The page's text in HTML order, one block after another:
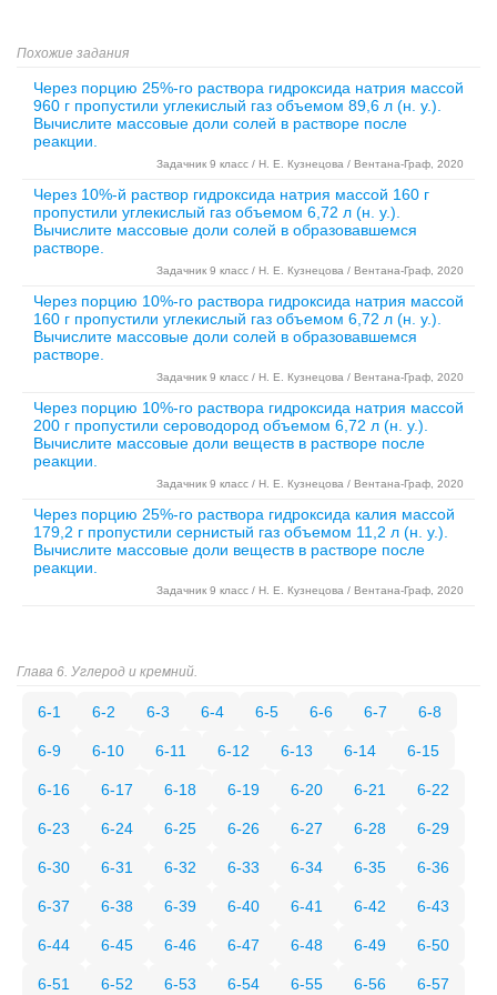
Похожие задания
Через порцию 25%-го раствора гидроксида натрия массой
960 г пропустили углекислый газ объемом 89,6 л (н. у.).
Вычислите массовые доли солей в растворе после
реакции.
Задачник 9 класс / Н. Е. Кузнецова / Вентана-Граф, 2020
Через 10%-й раствор гидроксида натрия массой 160 г
пропустили углекислый газ объемом 6,72 л (н. у.).
Вычислите массовые доли солей в образовавшемся
растворе.
Задачник 9 класс / Н. Е. Кузнецова / Вентана-Граф, 2020
Через порцию 10%-го раствора гидроксида натрия массой
160 г пропустили углекислый газ объемом 6,72 л (н. у.).
Вычислите массовые доли солей в образовавшемся
растворе.
Задачник 9 класс / Н. Е. Кузнецова / Вентана-Граф, 2020
Через порцию 10%-го раствора гидроксида натрия массой
200 г пропустили сероводород объемом 6,72 л (н. у.).
Вычислите массовые доли веществ в растворе после
реакции.
Задачник 9 класс / Н. Е. Кузнецова / Вентана-Граф, 2020
Через порцию 25%-го раствора гидроксида калия массой
179,2 г пропустили сернистый газ объемом 11,2 л (н. у.).
Вычислите массовые доли веществ в растворе после
реакции.
Задачник 9 класс / Н. Е. Кузнецова / Вентана-Граф, 2020
Глава 6. Углерод и кремний.
6-1 6-2 6-3 6-4 6-5 6-6 6-7 6-8
6-9 6-10 6-11 6-12 6-13 6-14 6-15
6-16 6-17 6-18 6-19 6-20 6-21 6-22
6-23 6-24 6-25 6-26 6-27 6-28 6-29
6-30 6-31 6-32 6-33 6-34 6-35 6-36
6-37 6-38 6-39 6-40 6-41 6-42 6-43
6-44 6-45 6-46 6-47 6-48 6-49 6-50
6-51 6-52 6-53 6-54 6-55 6-56 6-57